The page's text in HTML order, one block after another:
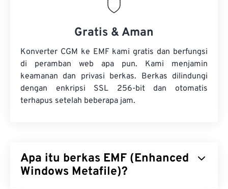
Gratis & Aman
Konverter CGM ke EMF kami gratis dan berfungsi
di peramban web apa pun. Kami menjamin
keamanan dan privasi berkas. Berkas dilindungi
dengan enkripsi SSL 256-bit dan otomatis
terhapus setelah beberapa jam.
Apa itu berkas EMF (Enhanced
Windows Metafile)?